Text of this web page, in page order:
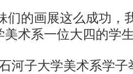
们的画展这么成功，
美术系一位大四的学
河子大学美术系学子